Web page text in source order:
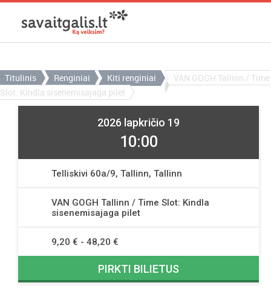
Titulinis Renginiai Kiti renginiai
VAN GOGH Tallinn / Time
Slot: Kindla sisenemisajaga pilet
2026 lapkričio 19
10:00
Telliskivi 60a/9, Tallinn, Tallinn
VAN GOGH Tallinn / Time Slot: Kindla
sisenemisajaga pilet
9,20 € - 48,20 €
PIRKTI BILIETUS